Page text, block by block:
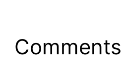
Comments